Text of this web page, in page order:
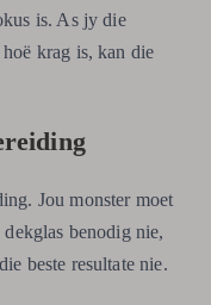
is. As jy die
krag is, kan die
Jou monster moet
benodig nie,
beste resultate nie.